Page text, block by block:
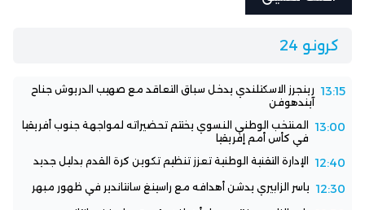
كرونو 24
13:15 رينجرز الاسكتلندي يدخل سباق التعاقد مع صهيب الدريوش جناح
آيندهوفن
13:00
المنتخب الوطني النسوي يختتم تحضيراته لمواجهة جنوب أفريقيا
في كأس أمم إفريقيا
12:40 الإدارة التقنية الوطنية تعزز تنظيم تكوين كرة القدم بدليل جديد
12:30 ياسر الزابيري يدشن أهدافه مع راسينغ سانتاندير في ظهور مبهر